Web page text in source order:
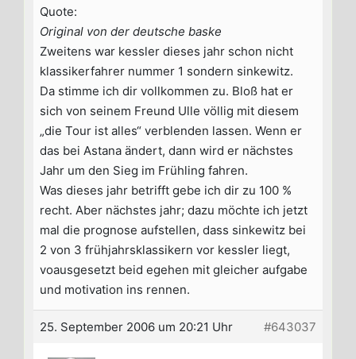
Quote:
Original von der deutsche baske
Zweitens war kessler dieses jahr schon nicht
klassikerfahrer nummer 1 sondern sinkewitz.
Da stimme ich dir vollkommen zu. Bloß hat er
sich von seinem Freund Ulle völlig mit diesem
„die Tour ist alles“ verblenden lassen. Wenn er
das bei Astana ändert, dann wird er nächstes
Jahr um den Sieg im Frühling fahren.
Was dieses jahr betrifft gebe ich dir zu 100 %
recht. Aber nächstes jahr; dazu möchte ich jetzt
mal die prognose aufstellen, dass sinkewitz bei
2 von 3 frühjahrsklassikern vor kessler liegt,
voausgesetzt beid egehen mit gleicher aufgabe
und motivation ins rennen.
25. September 2006 um 20:21 Uhr #643037